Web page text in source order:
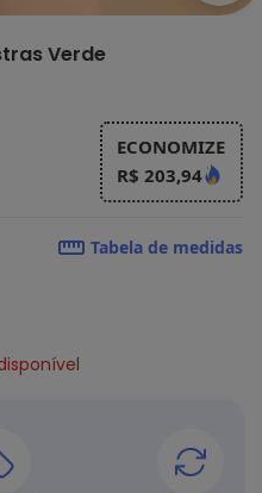
Verde
ECONOMIZE
R$ 203,94
Tabela de medidas